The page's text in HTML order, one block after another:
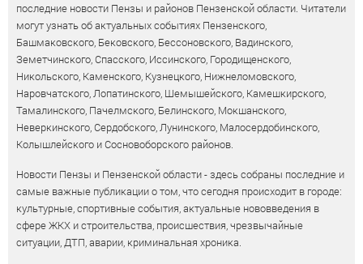
последние новости Пензы и районов Пензенской области. Читатели
могут узнать об актуальных событиях Пензенского,
Башмаковского, Бековского, Бессоновского, Вадинского,
Земетчинского, Спасского, Иссинского, Городищенского,
Никольского, Каменского, Кузнецкого, Нижнеломовского,
Наровчатского, Лопатинского, Шемышейского, Камешкирского,
Тамалинского, Пачелмского, Белинского, Мокшанского,
Неверкинского, Сердобского, Лунинского, Малосердобинского,
Колышлейского и Сосновоборского районов.
Новости Пензы и Пензенской области - здесь собраны последние и
самые важные публикации о том, что сегодня происходит в городе:
культурные, спортивные события, актуальные нововведения в
сфере ЖКХ и строительства, происшествия, чрезвычайные
ситуации, ДТП, аварии, криминальная хроника.